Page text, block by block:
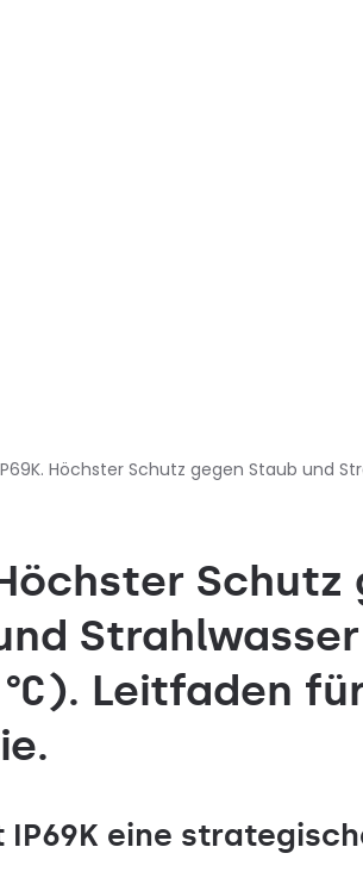
Höchster Schutz gegen Staub und
Schutz
Leitfaden
IP69K eine